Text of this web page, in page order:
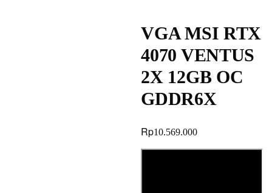
VGA MSI RTX
4070 VENTUS
2X 12GB OC
GDDR6X
Rp10.569.000